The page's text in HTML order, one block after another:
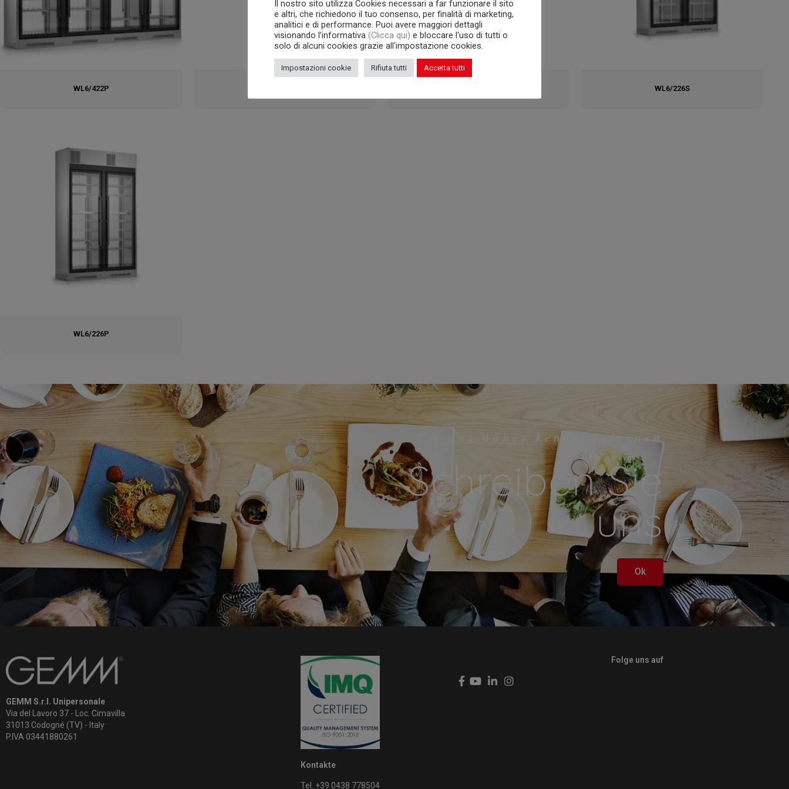
WL6/422P WL6/226S
WL6/226P
Um uns näher kennenzulernen
Schreiben Sie
uns
Ok
GEMM S.r.l. Unipersonale
Via del Lavoro 37 - Loc. Cimavilla
31013 Codogné (TV) - Italy
P.IVA 03441880261
Kontakte
Tel. +39 0438 778504
Folge uns auf
Il nostro sito utilizza Cookies necessari a far funzionare il sito
e altri, che richiedono il tuo consenso, per finalità di marketing,
analitici e di performance. Puoi avere maggiori dettagli
visionando l’informativa (Clicca qui) e bloccare l'uso di tutti o
solo di alcuni cookies grazie all'impostazione cookies.
Impostazioni cookie Rifiuta tutti Accetta tutti